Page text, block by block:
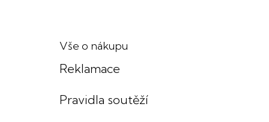
Vše o nákupu
Reklamace
Pravidla soutěží